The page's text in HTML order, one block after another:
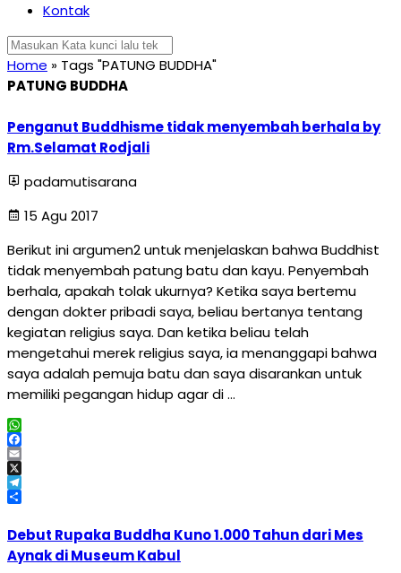
Kontak
Home » Tags "PATUNG BUDDHA"
PATUNG BUDDHA
Penganut Buddhisme tidak menyembah berhala by
Rm.Selamat Rodjali
padamutisarana
15 Agu 2017
Berikut ini argumen2 untuk menjelaskan bahwa Buddhist
tidak menyembah patung batu dan kayu. Penyembah
berhala, apakah tolak ukurnya? Ketika saya bertemu
dengan dokter pribadi saya, beliau bertanya tentang
kegiatan religius saya. Dan ketika beliau telah
mengetahui merek religius saya, ia menanggapi bahwa
saya adalah pemuja batu dan saya disarankan untuk
memiliki pegangan hidup agar di …
WhatsApp
Facebook
Email
X
Telegram
Debut Rupaka Buddha Kuno 1.000 Tahun dari Mes
Aynak di Museum Kabul